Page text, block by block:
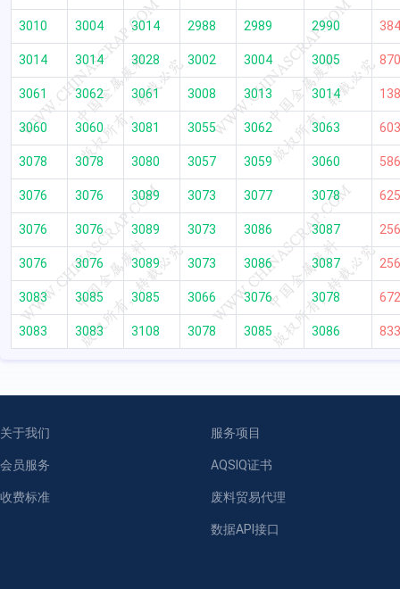
3010 3004 3014 2988 2989 2990
3014 3014 3028 3002 3004 3005
3061 3062 3061 3008 3013 3014
3060 3060 3081 3055 3062 3063
3078 3078 3080 3057 3059 3060
3076 3076 3089 3073 3077 3078
3076 3076 3089 3073 3086 3087
3076 3076 3089 3073 3086 3087
3083 3085 3085 3066 3076 3078
3083 3083 3108 3078 3085 3086
关于我们
会员服务
收费标准
服务项目
AQSIQ证书
废料贸易代理
数据API接口